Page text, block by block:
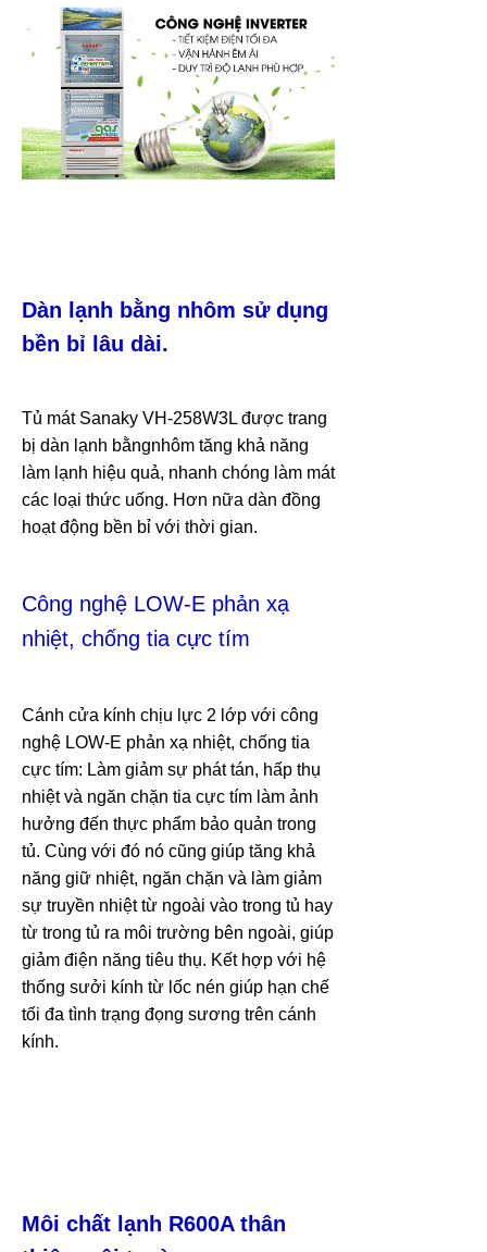
Dàn lạnh bằng nhôm sử dụng
bền bỉ lâu dài.
Tủ mát Sanaky VH-258W3L được trang
bị dàn lạnh bằngnhôm tăng khả năng
làm lạnh hiệu quả, nhanh chóng làm mát
các loại thức uống. Hơn nữa dàn đồng
hoạt động bền bỉ với thời gian.
Công nghệ LOW-E phản xạ
nhiệt, chống tia cực tím
Cánh cửa kính chịu lực 2 lớp với công
nghệ LOW-E phản xạ nhiệt, chống tia
cực tím: Làm giảm sự phát tán, hấp thụ
nhiệt và ngăn chặn tia cực tím làm ảnh
hưởng đến thực phẩm bảo quản trong
tủ. Cùng với đó nó cũng giúp tăng khả
năng giữ nhiệt, ngăn chặn và làm giảm
sự truyền nhiệt từ ngoài vào trong tủ hay
từ trong tủ ra môi trường bên ngoài, giúp
giảm điện năng tiêu thụ. Kết hợp với hệ
thống sưởi kính từ lốc nén giúp hạn chế
tối đa tình trạng đọng sương trên cánh
kính.
Môi chất lạnh R600A thân